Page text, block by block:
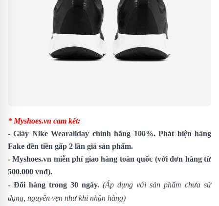
* Myshoes.vn cam kết:
- Giày Nike Wearallday chính hãng 100%. Phát hiện hàng
Fake đền tiền gấp 2 lần giá sản phẩm.
- Myshoes.vn miễn phí giao hàng toàn quốc (với đơn hàng từ
500.000 vnđ).
- Đổi hàng trong 30 ngày. (Áp dụng với sản phẩm chưa sử
dụng, nguyên vẹn như khi nhận hàng)